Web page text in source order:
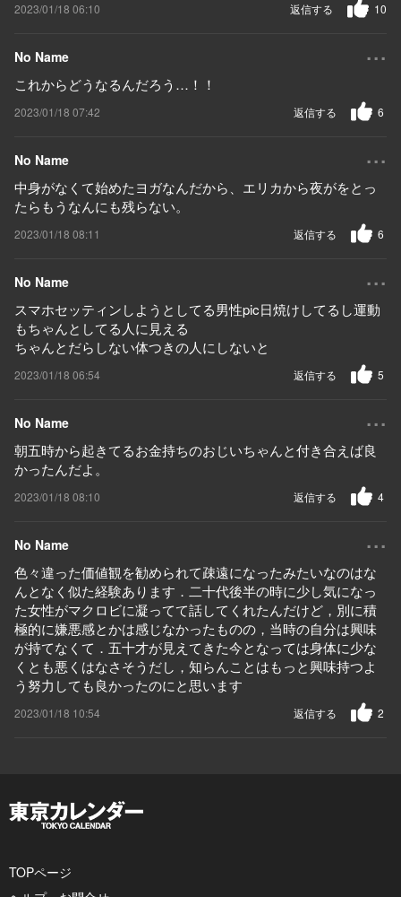
2023/01/18 06:10 10
返信する
No Name ...
これからどうなるんだろう…！！
2023/01/18 07:42 6
返信する
No Name ...
中身がなくて始めたヨガなんだから、エリカから夜がをとっ
たらもうなんにも残らない。
2023/01/18 08:11 6
返信する
No Name ...
スマホセッティンしようとしてる男性pic日焼けしてるし運動
もちゃんとしてる人に見える
ちゃんとだらしない体つきの人にしないと
2023/01/18 06:54 5
返信する
No Name ...
朝五時から起きてるお金持ちのおじいちゃんと付き合えば良
かったんだよ。
2023/01/18 08:10 4
返信する
No Name ...
色々違った価値観を勧められて疎遠になったみたいなのはな
んとなく似た経験あります．二十代後半の時に少し気になっ
た女性がマクロビに凝ってて話してくれたんだけど，別に積
極的に嫌悪感とかは感じなかったものの，当時の自分は興味
が持てなくて．五十才が見えてきた今となっては身体に少な
くとも悪くはなさそうだし，知らんことはもっと興味持つよ
う努力しても良かったのにと思います
2023/01/18 10:54 2
返信する
TOPページ